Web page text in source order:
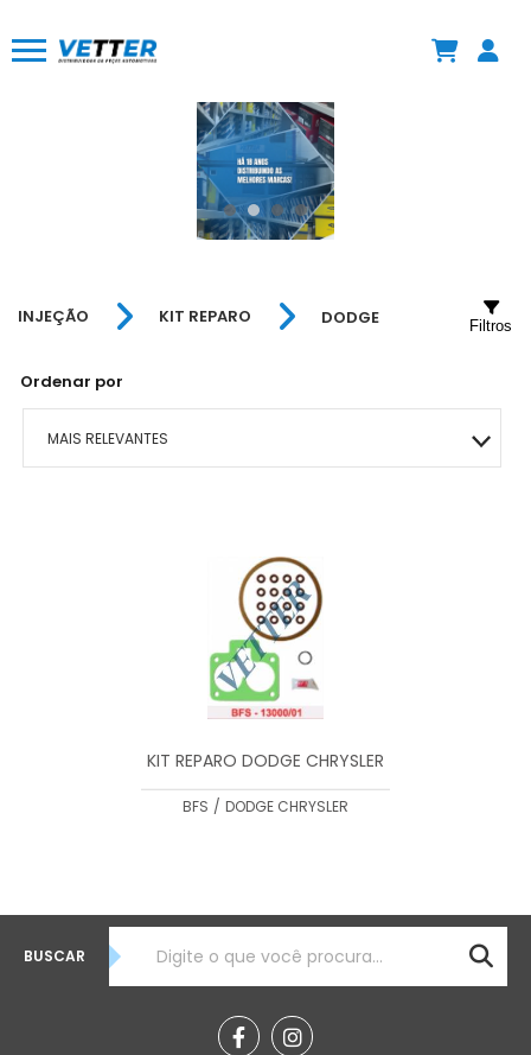
INJEÇÃO KIT REPARO DODGE
Ordenar por
MAIS RELEVANTES
Filtros
KIT REPARO DODGE CHRYSLER
BFS / DODGE CHRYSLER
BUSCAR